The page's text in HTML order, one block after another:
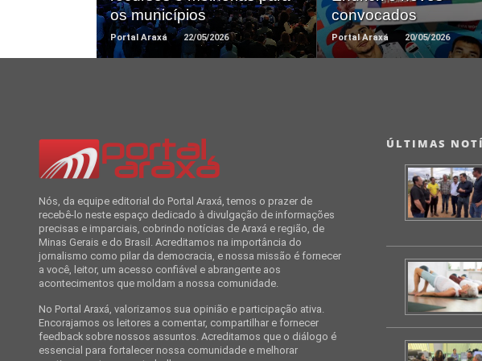
os municípios
Portal Araxá 22/05/2026
convocados
Portal Araxá 20/05/2026
Nós, da equipe editorial do Portal Araxá, temos o prazer de
recebê-lo neste espaço dedicado à divulgação de informações
precisas e imparciais, cobrindo notícias de Araxá e região, de
Minas Gerais e do Brasil. Acreditamos na importância do
jornalismo como pilar da democracia, e nossa missão é fornecer
a você, leitor, um acesso confiável e abrangente aos
acontecimentos que moldam a nossa comunidade.
No Portal Araxá, valorizamos sua opinião e participação ativa.
Encorajamos os leitores a comentar, compartilhar e fornecer
feedback sobre nossos assuntos. Acreditamos que o diálogo é
essencial para fortalecer nossa comunidade e melhorar
ÚLTIMAS